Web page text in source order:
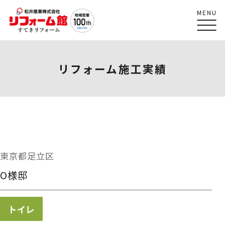
リフォーム施工実績
東京都足立区
O様邸
トイレ